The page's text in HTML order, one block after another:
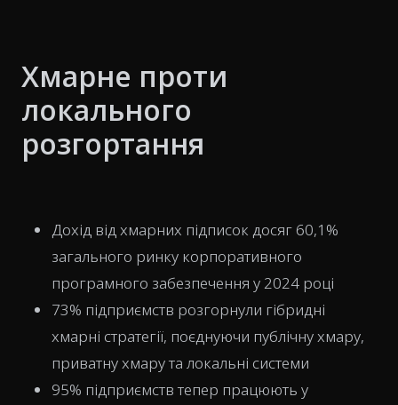
Хмарне проти
локального
розгортання
Дохід від хмарних підписок досяг 60,1%
загального ринку корпоративного
програмного забезпечення у 2024 році
73% підприємств розгорнули гібридні
хмарні стратегії, поєднуючи публічну хмару,
приватну хмару та локальні системи
95% підприємств тепер працюють у